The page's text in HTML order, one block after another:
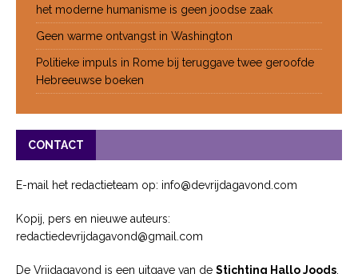
het moderne humanisme is geen joodse zaak
Geen warme ontvangst in Washington
Politieke impuls in Rome bij teruggave twee geroofde
Hebreeuwse boeken
CONTACT
E-mail het redactieteam op: info@devrijdagavond.com
Kopij, pers en nieuwe auteurs:
redactiedevrijdagavond@gmail.com
De Vrijdagavond is een uitgave van de Stichting Hallo Joods,